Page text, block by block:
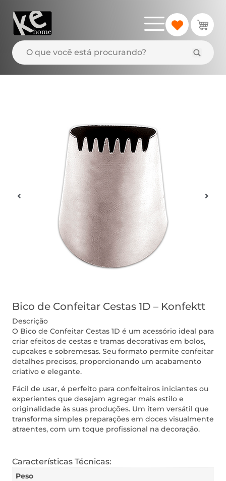
Bico de Confeitar Cestas 1D – Konfektt
Descrição
O Bico de Confeitar Cestas 1D é um acessório ideal para
criar efeitos de cestas e tramas decorativas em bolos,
cupcakes e sobremesas. Seu formato permite confeitar
detalhes precisos, proporcionando um acabamento
criativo e elegante.
Fácil de usar, é perfeito para confeiteiros iniciantes ou
experientes que desejam agregar mais estilo e
originalidade às suas produções. Um item versátil que
transforma simples preparações em doces visualmente
atraentes, com um toque profissional na decoração.
Características Técnicas:
Peso